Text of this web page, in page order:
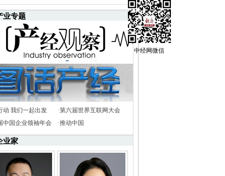
中经网微信
业专题
动 我们一起出发 ·第六届世界互联网大会
中国企业领袖年会 ·推动中国
业家